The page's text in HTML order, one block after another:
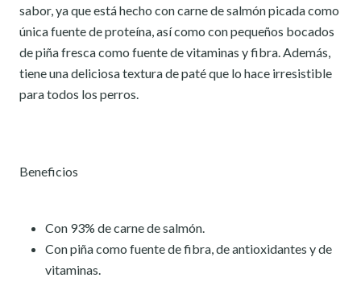
sabor, ya que está hecho con carne de salmón picada como
única fuente de proteína, así como con pequeños bocados
de piña fresca como fuente de vitaminas y fibra. Además,
tiene una deliciosa textura de paté que lo hace irresistible
para todos los perros.
Beneficios
Con 93% de carne de salmón.
Con piña como fuente de fibra, de antioxidantes y de
vitaminas.